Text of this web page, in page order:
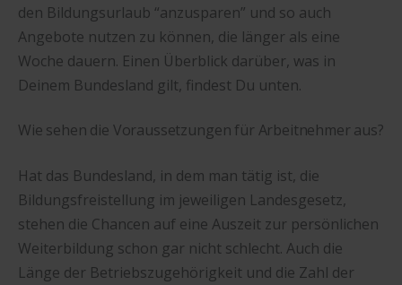
den Bildungsurlaub “anzusparen” und so auch
Angebote nutzen zu können, die länger als eine
Woche dauern. Einen Überblick darüber, was in
Deinem Bundesland gilt, findest Du unten.
Wie sehen die Voraussetzungen für Arbeitnehmer aus?
Hat das Bundesland, in dem man tätig ist, die
Bildungsfreistellung im jeweiligen Landesgesetz,
stehen die Chancen auf eine Auszeit zur persönlichen
Weiterbildung schon gar nicht schlecht. Auch die
Länge der Betriebszugehörigkeit und die Zahl der